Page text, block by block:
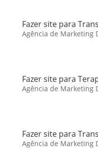
Fazer site para
Agência de Marketing
Fazer site para
Agência de Marketing
Fazer site para
Agência de Marketing